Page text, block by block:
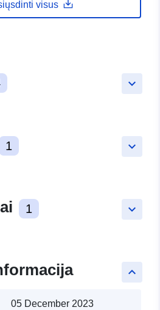
visus
keyboard_arrow_down
keyboard_arrow_down
1
keyboard_arrow_down
1
keyboard_arrow_up
05 December 2023